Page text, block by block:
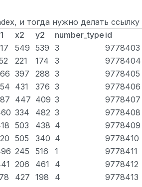
и тогда нужно делать ссылку
x2 y2 number_type id
549 539 3 9778403
221 174 3 9778404
397 288 3 9778405
431 376 3 9778406
447 409 3 9778407
334 482 3 9778408
503 438 4 9778409
505 340 4 9778410
245 516 1 9778411
206 461 4 9778412
427 198 4 9778413